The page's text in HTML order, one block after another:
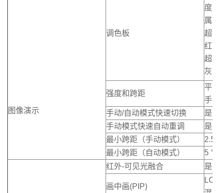
图像演示
调色板
度
属
超
红
超
灰
强度和跨距
平
手
手动/自动模式快速切换
是
手动模式快速自动重调
是
最小跨距（手动模式）
2.5
最小跨距（自动模式）
5
红外-可见光融合 是
画中画(PIP)